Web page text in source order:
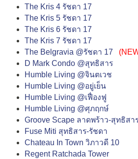
The Kris 4 รัชดา 17
The Kris 5 รัชดา 17
The Kris 6 รัชดา 17
The Kris 7 รัชดา 17
The Belgravia @รัชดา 17
D Mark Condo @สุทธิสาร
Humble Living @จินตเวช
Humble Living @อยู่เย็น
Humble Living @เฟื่องฟู
Humble Living @ศุภฤกษ์
Groove Scape ลาดพร้าว-สุทธิสา
Fuse Miti สุทธิสาร-รัชดา
Chateau In Town วิภาวดี 10
Regent Ratchada Tower